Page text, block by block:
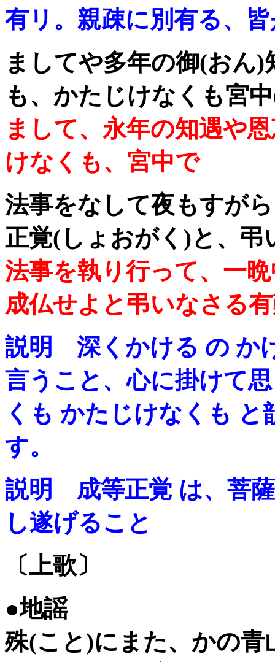
有リ。親疎に別有る、
ましてや多年の御(おん
も、かたじけなくも宮
まして、永年の知遇や
けなくも、宮中で
法事をなして夜もすが
正覚(しょおがく)と、
法事を執り行って、一
成仏せよと弔いなさる
説明 深くかける の か
言うこと、心に掛けて
くも かたじけなくも
す。
説明 成等正覚 は、菩
し遂げること
〔上歌〕
●地謡
殊(こと)にまた、かの青